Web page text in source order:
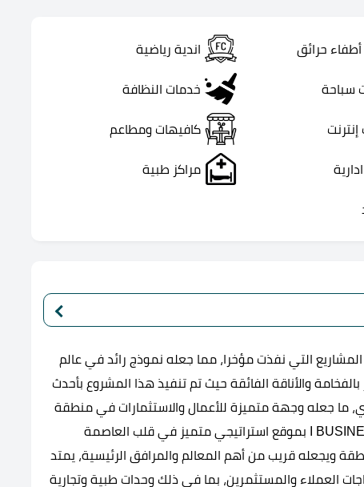
حرائق اندية رياضية
سباحة خدمات النظافة
كافيهات ومطاعم
مراكز طبية
المشاريع التي نفذت مؤخرا، مما جعله نموذج رائد في عالم
والأناقة الفائقة حيث تم تنفيذ هذا المشروع بأحدث
ما جعله وجهة متميزة للأعمال والاستثمارات في منطقة
العاصمة الإدارية ولذلك يتمتع I BUSINESS park new capital بموقع استراتيجي متميز في قلب العاصمة
ويجعله قريب من أهم المعالم والمرافق الرئيسية، يمتد
العملاء والمستثمرين، بما في ذلك وحدات طبية وتجارية